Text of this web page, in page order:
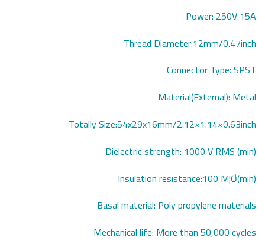
Power: 250V 15A
Thread Diameter:12mm/0.47inch
Connector Type: SPST
Material(External): Metal
Totally Size:54x29x16mm/2.12×1.14×0.63inch
Dielectric strength: 1000 V RMS (min)
Insulation resistance:100 M¦Ø(min)
Basal material: Poly propylene materials
Mechanical life: More than 50,000 cycles